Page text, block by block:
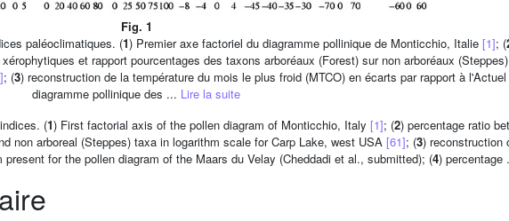
Fig. 1
paléoclimatiques. (1) Premier axe factoriel du diagramme pollinique de Monticchio, Italie [1]; (
et rapport pourcentages des taxons arboréaux (Forest) sur non arboréaux
; (3) reconstruction de la température du mois le plus froid (MTCO) en écarts par rapport à
diagramme pollinique des ... Lire la suite
(1) First factorial axis of the pollen diagram of Monticchio, Italy [1]; (2) percentage ratio
non arboreal (Steppes) taxa in logarithm scale for Carp Lake, west USA [61]; (3) reconstruction
for the pollen diagram of the Maars du Velay (Cheddadi et al., submitted); (4) percentage